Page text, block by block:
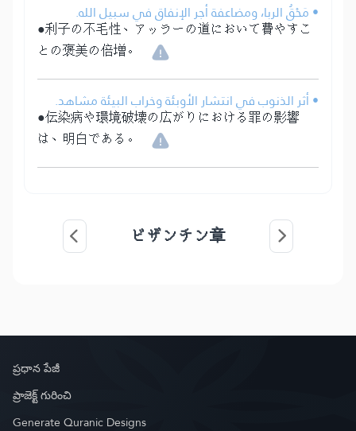
• مَحْقُ الربا، ومضاعفة أجر الإنفاق في سبيل الله.
●利子の不毛性、アッラーの道において費やすこ
との褒美の倍増。
• أثر الذنوب في انتشار الأوبئة وخراب البيئة مشاهد.
●伝染病や環境破壊の広がりにおける罪の影響
は、明白である。
ビザンチン章
ప్రధాన పేజీ
ప్రాజెక్ట్ గురించి
Generate Quranic Designs